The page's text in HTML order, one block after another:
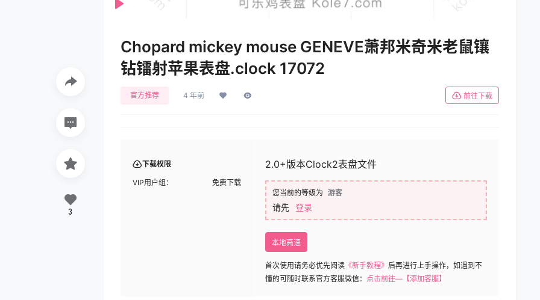
Chopard mickey mouse GENEVE萧邦米奇米老鼠镶
钻镭射苹果表盘.clock 17072
官方推荐 4 年前 前往下载
下载权限
VIP用户组： 免费下载
2.0+版本Clock2表盘文件
您当前的等级为 游客
请先 登录
本地高速
首次使用请务必优先阅读 《新手教程》 后再进行上手操作，如遇到不
懂的可随时联系官方客服微信： 点击前往—【添加客服】
3